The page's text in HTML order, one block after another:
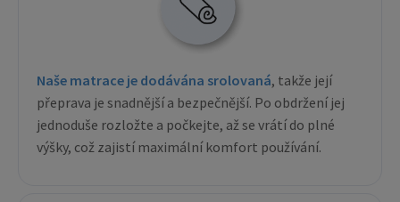
Naše matrace je dodávána srolovaná, takže její
přeprava je snadnější a bezpečnější. Po obdržení jej
jednoduše rozložte a počkejte, až se vrátí do plné
výšky, což zajistí maximální komfort používání.